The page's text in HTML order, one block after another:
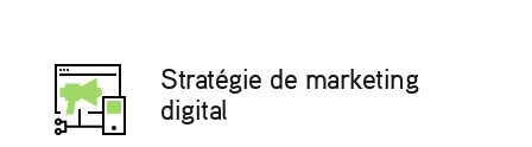
Stratégie de marketing
digital